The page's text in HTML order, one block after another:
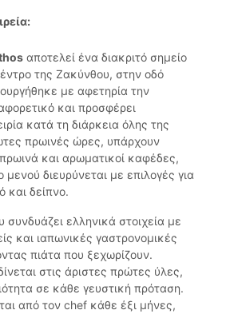
αποτελεί ένα διακριτό σημείο
της Ζακύνθου, στην οδό
με αφετηρία την
και προσφέρει
κατά τη διάρκεια όλης της
πρωινές ώρες, υπάρχουν
και αρωματικοί καφέδες,
διευρύνεται με επιλογές για
και δείπνο.
ελληνικά στοιχεία με
και ιαπωνικές γαστρονομικές
πιάτα που ξεχωρίζουν.
στις άριστες πρώτες ύλες,
σε κάθε γευστική πρόταση.
από τον chef κάθε έξι μήνες,